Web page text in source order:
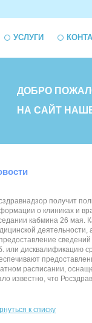
УСЛУГИ
ДОБРО
НА САЙТ
получит
о клиниках и
кабмина 26 мая.
или дисквалификацию
расписании,
известно, что
к списку